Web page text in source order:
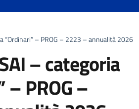
“Ordinari” – PROG – 2223 – annualità 2026
– categoria
– PROG –